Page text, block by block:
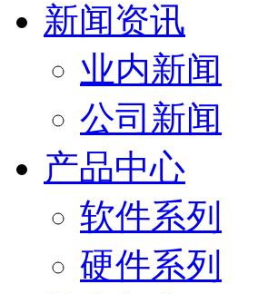
新闻资讯
业内新闻
公司新闻
产品中心
软件系列
硬件系列